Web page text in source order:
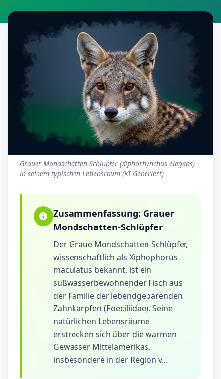
Grauer Mondschatten-Schlüpfer (Xiphorhynchus elegans)
in seinem typischen Lebensraum (KI Generiert)
Zusammenfassung: Grauer
Mondschatten-Schlüpfer
Der Graue Mondschatten-Schlüpfer,
wissenschaftlich als Xiphophorus
maculatus bekannt, ist ein
süßwasserbewohnender Fisch aus
der Familie der lebendgebärenden
Zahnkarpfen (Poeciliidae). Seine
natürlichen Lebensräume
erstrecken sich über die warmen
Gewässer Mittelamerikas,
insbesondere in der Region v...